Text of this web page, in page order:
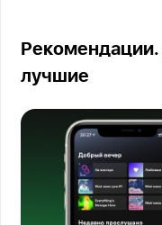
Рекомендации.
лучшие